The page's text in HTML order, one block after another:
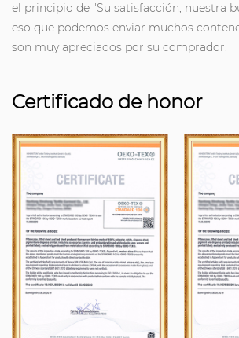
el principio de "Su satisfacción, nuestra
eso que podemos enviar muchos
son muy apreciados por su comprador.
Certificado de honor